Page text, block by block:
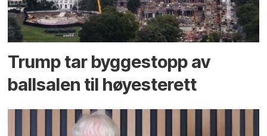
Trump tar byggestopp av
ballsalen til høyesterett